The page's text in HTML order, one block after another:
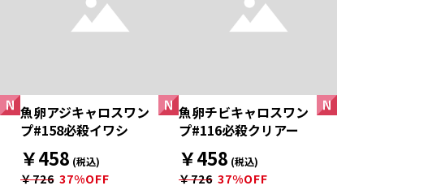
魚卵アジキャロスワン
プ#158必殺イワシ
￥458 (税込)
￥726 37%OFF
魚卵チビキャロスワン
プ#116必殺クリアー
￥458 (税込)
￥726 37%OFF